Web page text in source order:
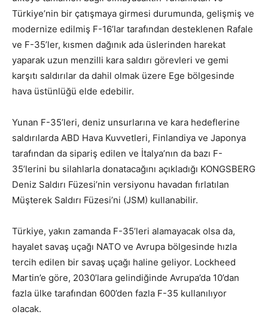
Türkiye’nin bir çatışmaya girmesi durumunda, gelişmiş ve
modernize edilmiş F-16’lar tarafından desteklenen Rafale
ve F-35’ler, kısmen dağınık ada üslerinden harekat
yaparak uzun menzilli kara saldırı görevleri ve gemi
karşıtı saldırılar da dahil olmak üzere Ege bölgesinde
hava üstünlüğü elde edebilir.
Yunan F-35’leri, deniz unsurlarına ve kara hedeflerine
saldırılarda ABD Hava Kuvvetleri, Finlandiya ve Japonya
tarafından da sipariş edilen ve İtalya’nın da bazı F-
35’lerini bu silahlarla donatacağını açıkladığı KONGSBERG
Deniz Saldırı Füzesi’nin versiyonu havadan fırlatılan
Müşterek Saldırı Füzesi’ni (JSM) kullanabilir.
Türkiye, yakın zamanda F-35’leri alamayacak olsa da,
hayalet savaş uçağı NATO ve Avrupa bölgesinde hızla
tercih edilen bir savaş uçağı haline geliyor. Lockheed
Martin’e göre, 2030’lara gelindiğinde Avrupa’da 10’dan
fazla ülke tarafından 600’den fazla F-35 kullanılıyor
olacak.